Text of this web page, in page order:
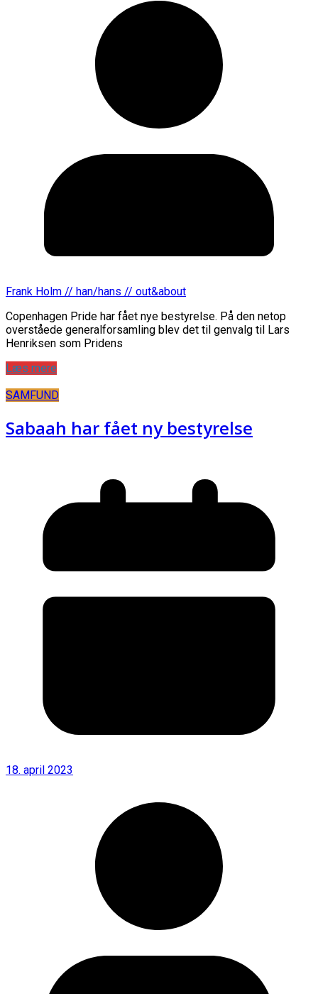
Frank Holm // han/hans // out&about
Copenhagen Pride har fået nye bestyrelse. På den netop
overståede generalforsamling blev det til genvalg til Lars
Henriksen som Pridens
Læs mere
SAMFUND
Sabaah har fået ny bestyrelse
18. april 2023